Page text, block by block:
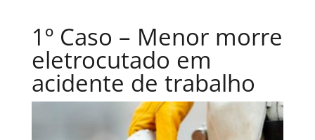
1º Caso – Menor morre
eletrocutado em
acidente de trabalho